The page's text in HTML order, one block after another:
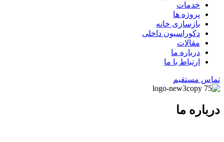
خدمات
پروژه ها
بازسازی خانه
دکوراسیون داخلی
مقالات
درباره ما
ارتباط با ما
تماس مستقیم
درباره ما